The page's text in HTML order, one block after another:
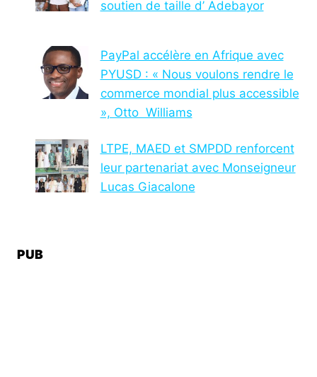
soutien de taille d’ Adebayor
PayPal accélère en Afrique avec
PYUSD : « Nous voulons rendre le
commerce mondial plus accessible
», Otto Williams
LTPE, MAED et SMPDD renforcent
leur partenariat avec Monseigneur
Lucas Giacalone
PUB